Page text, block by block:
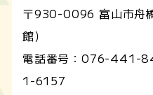
〒930-0096 富山市舟
館）
電話番号： 076-441-
1-6157